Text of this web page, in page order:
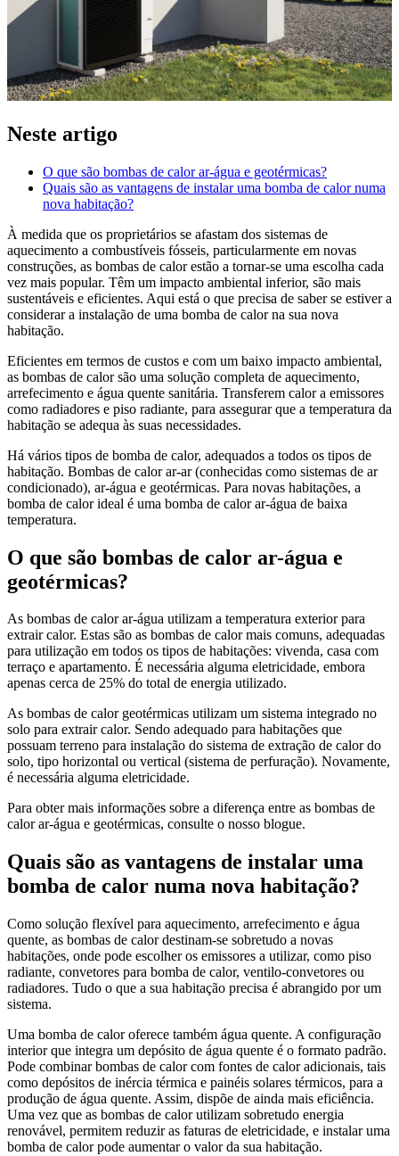
Neste artigo
O que são bombas de calor ar-água e geotérmicas?
Quais são as vantagens de instalar uma bomba de calor numa
nova habitação?
À medida que os proprietários se afastam dos sistemas de
aquecimento a combustíveis fósseis, particularmente em novas
construções, as bombas de calor estão a tornar-se uma escolha cada
vez mais popular. Têm um impacto ambiental inferior, são mais
sustentáveis e eficientes. Aqui está o que precisa de saber se estiver a
considerar a instalação de uma bomba de calor na sua nova
habitação.
Eficientes em termos de custos e com um baixo impacto ambiental,
as bombas de calor são uma solução completa de aquecimento,
arrefecimento e água quente sanitária. Transferem calor a emissores
como radiadores e piso radiante, para assegurar que a temperatura da
habitação se adequa às suas necessidades.
Há vários tipos de bomba de calor, adequados a todos os tipos de
habitação. Bombas de calor ar-ar (conhecidas como sistemas de ar
condicionado), ar-água e geotérmicas. Para novas habitações, a
bomba de calor ideal é uma bomba de calor ar-água de baixa
temperatura.
O que são bombas de calor ar-água e
geotérmicas?
As bombas de calor ar-água utilizam a temperatura exterior para
extrair calor. Estas são as bombas de calor mais comuns, adequadas
para utilização em todos os tipos de habitações: vivenda, casa com
terraço e apartamento. É necessária alguma eletricidade, embora
apenas cerca de 25% do total de energia utilizado.
As bombas de calor geotérmicas utilizam um sistema integrado no
solo para extrair calor. Sendo adequado para habitações que
possuam terreno para instalação do sistema de extração de calor do
solo, tipo horizontal ou vertical (sistema de perfuração). Novamente,
é necessária alguma eletricidade.
Para obter mais informações sobre a diferença entre as bombas de
calor ar-água e geotérmicas, consulte o nosso blogue.
Quais são as vantagens de instalar uma
bomba de calor numa nova habitação?
Como solução flexível para aquecimento, arrefecimento e água
quente, as bombas de calor destinam-se sobretudo a novas
habitações, onde pode escolher os emissores a utilizar, como piso
radiante, convetores para bomba de calor, ventilo-convetores ou
radiadores. Tudo o que a sua habitação precisa é abrangido por um
sistema.
Uma bomba de calor oferece também água quente. A configuração
interior que integra um depósito de água quente é o formato padrão.
Pode combinar bombas de calor com fontes de calor adicionais, tais
como depósitos de inércia térmica e painéis solares térmicos, para a
produção de água quente. Assim, dispõe de ainda mais eficiência.
Uma vez que as bombas de calor utilizam sobretudo energia
renovável, permitem reduzir as faturas de eletricidade, e instalar uma
bomba de calor pode aumentar o valor da sua habitação.